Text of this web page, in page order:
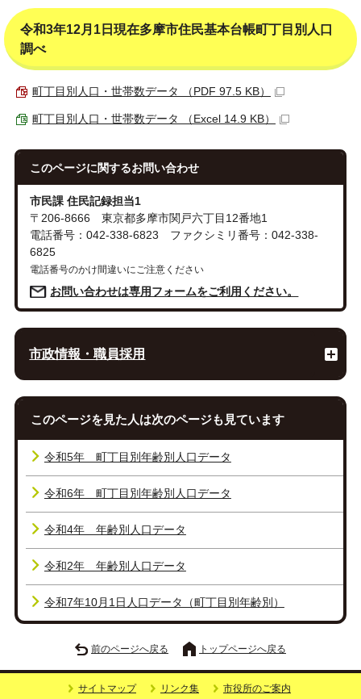
令和3年12月1日現在多摩市住民基本台帳町丁目別人口
調べ
町丁目別人口・世帯数データ （PDF 97.5 KB）
町丁目別人口・世帯数データ （Excel 14.9 KB）
このページに関するお問い合わせ
市民課 住民記録担当1
〒206-8666 東京都多摩市関戸六丁目12番地1
電話番号：042-338-6823 ファクシミリ番号：042-338-
6825
電話番号のかけ間違いにご注意ください
お問い合わせは専用フォームをご利用ください。
市政情報・職員採用
このページを見た人は次のページも見ています
令和5年 町丁目別年齢別人口データ
令和6年 町丁目別年齢別人口データ
令和4年 年齢別人口データ
令和2年 年齢別人口データ
令和7年10月1日人口データ（町丁目別年齢別）
前のページへ戻る トップページへ戻る
サイトマップ リンク集 市役所のご案内